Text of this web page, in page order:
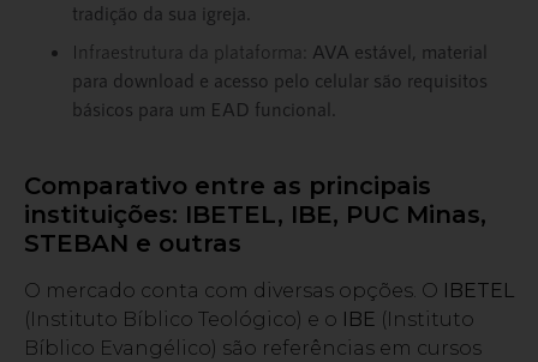
tradição da sua igreja.
Infraestrutura da plataforma: AVA estável, material
para download e acesso pelo celular são requisitos
básicos para um EAD funcional.
Comparativo entre as principais
instituições: IBETEL, IBE, PUC Minas,
STEBAN e outras
O mercado conta com diversas opções. O IBETEL
(Instituto Bíblico Teológico) e o IBE (Instituto
Bíblico Evangélico) são referências em cursos